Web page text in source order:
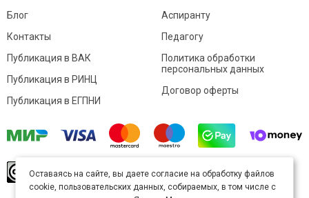
Блог
Контакты
Аспиранту
Педагогу
Публикация в ВАК
Публикация в РИНЦ
Публикация в ЕГПНИ
Политика обработки
персональных данных
Договор оферты
произведение доступно полицензии Creative
Commons «Attribution» («Атрибуция») 4.0
Оставаясь на сайте, вы даете согласие на обработку файлов
cookie, пользовательских данных, собираемых, в том числе с